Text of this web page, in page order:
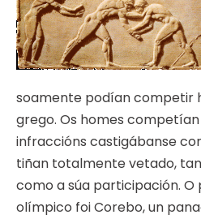
soamente podían competir
grego. Os homes competían
infraccións castigábanse
tiñan totalmente vetado,
como a súa participación.
olímpico foi Corebo, un